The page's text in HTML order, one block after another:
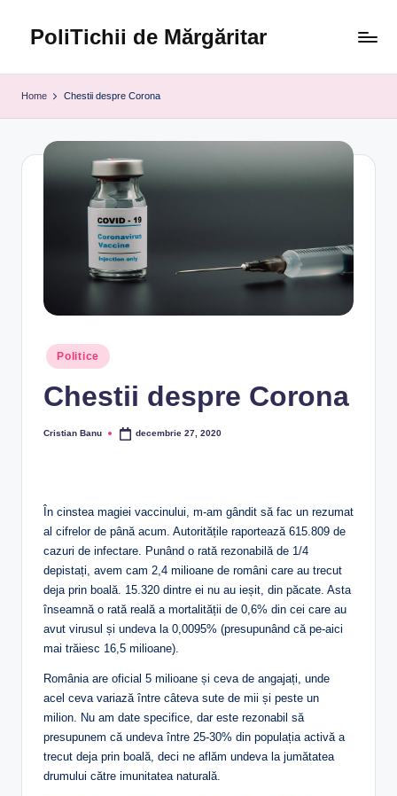
PoliTichii de Mărgăritar
Home Chestii despre Corona
Posted
in
Politice
Chestii despre Corona
Posted
Cristian Banu decembrie 27, 2020
În cinstea magiei vaccinului, m-am gândit să fac un rezumat
al cifrelor de până acum. Autoritățile raportează 615.809 de
cazuri de infectare. Punând o rată rezonabilă de 1/4
depistați, avem cam 2,4 milioane de români care au trecut
deja prin boală. 15.320 dintre ei nu au ieșit, din păcate. Asta
înseamnă o rată reală a mortalității de 0,6% din cei care au
avut virusul și undeva la 0,0095% (presupunând că pe-aici
mai trăiesc 16,5 milioane).
România are oficial 5 milioane și ceva de angajați, unde
acel ceva variază între câteva sute de mii și peste un
milion. Nu am date specifice, dar este rezonabil să
presupunem că undeva între 25-30% din populația activă a
trecut deja prin boală, deci ne aflăm undeva la jumătatea
drumului către imunitatea naturală.